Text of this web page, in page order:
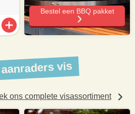
Bestel een BBQ pakket
vis
ons complete visassortiment